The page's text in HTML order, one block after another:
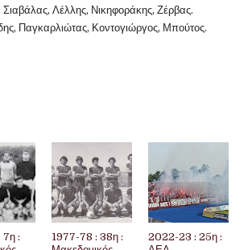
Σιαβάλας, Λέλλης, Νικηφοράκης, Ζέρβας.
Παγκαρλιώτας, Κοντογιώργος, Μπούτος.
7η :
1977-78 : 38η :
2022-23 : 25η :